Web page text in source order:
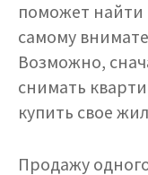
поможет
самому
Возможно,
снимать
купить свое
Продажу